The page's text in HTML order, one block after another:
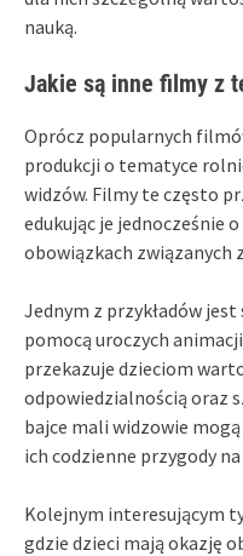
nauką.
Jakie są inne filmy z
Oprócz popularnych
produkcji o tematyce
widzów. Filmy te często
edukując je jednocześnie
obowiązkach związanych
Jednym z przykładów jest
pomocą uroczych
przekazuje dzieciom
odpowiedzialnością oraz
bajce mali widzowie
ich codzienne przygody
Kolejnym interesującym
gdzie dzieci mają okazję